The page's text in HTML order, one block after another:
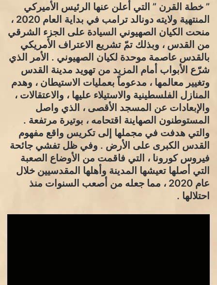
” خطة القرن ” التي أعلن عنها الرئيس الأميركي
المنتهية ولايته دونالد ترامب في بداية العام 2020 ،
منحت الكيان الصهيوني السيادة على الجزء الشرقي
من القدس ، وبذلك تمّ تشريع الاعتراف الأمريكي
بالقدس عاصمة موحدة لكيان الصهيوني . الأمر الذي
شرّع الأبواب أمام المزيد من تهويد مدينة القدس
وتغيير معالمها ، مدعوماً بعمليات الاستيطان ، وهدم
المنازل الفلسطينية والاستيلاء عليها ، والاعتقالات ،
والإبعادات عن المسجد الأقصى ، الذي واصل
المستوطنون الصهاينة اقتحامه ، بوتيرة مرتفعة .
والتي هدفت في مجملها إلى تكريس واقع مفهوم
القدس الكبرى على الأرض . وفي ظل تفشي جائحة
فيروس كورونا ، التي فاقمت من الأوضاع الصعبة
التي أصلها تعيشها المدينة وأهلها المقدسيين خلال
عام 2020 ، مما جعله من أصعب السنوات منذ
احتلالها .